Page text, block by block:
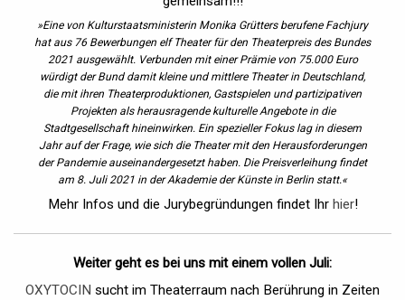
»Eine von Kulturstaatsministerin Monika Grütters berufene Fachjury
hat aus 76 Bewerbungen elf Theater für den Theaterpreis des Bundes
2021 ausgewählt. Verbunden mit einer Prämie von 75.000 Euro
würdigt der Bund damit kleine und mittlere Theater in Deutschland,
die mit ihren Theaterproduktionen, Gastspielen und partizipativen
Projekten als herausragende kulturelle Angebote in die
Stadtgesellschaft hineinwirken. Ein spezieller Fokus lag in diesem
Jahr auf der Frage, wie sich die Theater mit den Herausforderungen
der Pandemie auseinandergesetzt haben. Die Preisverleihung findet
am 8. Juli 2021 in der Akademie der Künste in Berlin statt.«
Mehr Infos und die Jurybegründungen findet Ihr hier!
Weiter geht es bei uns mit einem vollen Juli:
OXYTOCIN sucht im Theaterraum nach Berührung in Zeiten